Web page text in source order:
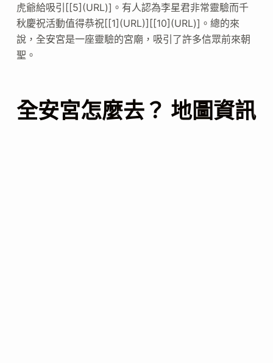
虎爺給吸引[[5](URL)]。有人認為李星君非常靈驗而千
秋慶祝活動值得恭祝[[1](URL)][[10](URL)]。總的來
說，全安宮是一座靈驗的宮廟，吸引了許多信眾前來朝
聖。
全安宮怎麼去？ 地圖資訊